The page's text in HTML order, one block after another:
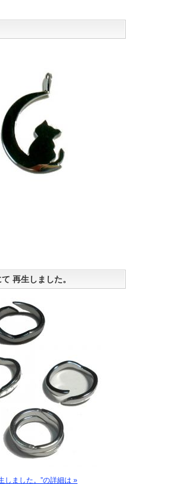
再生しました。
しました。”の詳細は »